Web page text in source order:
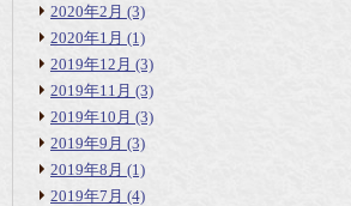
2020年2月 (3)
2020年1月 (1)
2019年12月 (3)
2019年11月 (3)
2019年10月 (3)
2019年9月 (3)
2019年8月 (1)
2019年7月 (4)